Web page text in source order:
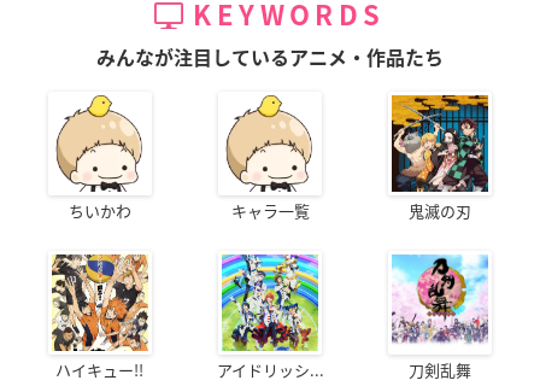
KEYWORDS
みんなが注目しているアニメ・作品たち
ちいかわ キャラ一覧 鬼滅の刃
ハイキュー!! アイドリッシ... 刀剣乱舞